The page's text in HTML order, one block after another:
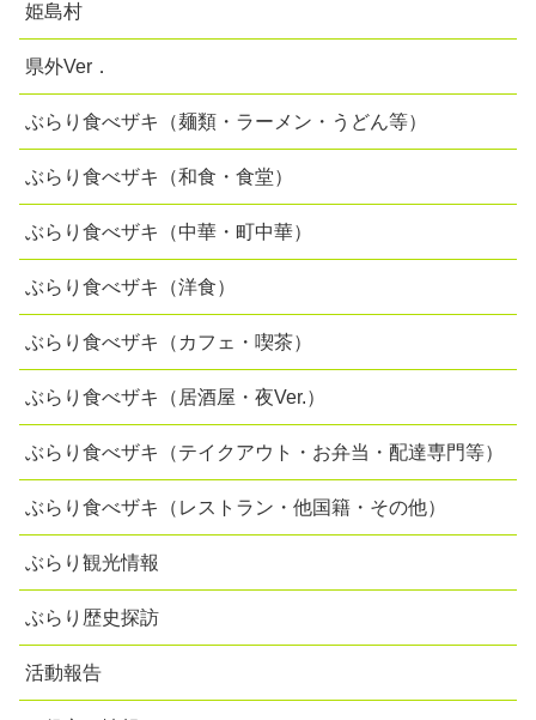
姫島村
県外Ver．
ぶらり食べザキ（麺類・ラーメン・うどん等）
ぶらり食べザキ（和食・食堂）
ぶらり食べザキ（中華・町中華）
ぶらり食べザキ（洋食）
ぶらり食べザキ（カフェ・喫茶）
ぶらり食べザキ（居酒屋・夜Ver.）
ぶらり食べザキ（テイクアウト・お弁当・配達専門等）
ぶらり食べザキ（レストラン・他国籍・その他）
ぶらり観光情報
ぶらり歴史探訪
活動報告